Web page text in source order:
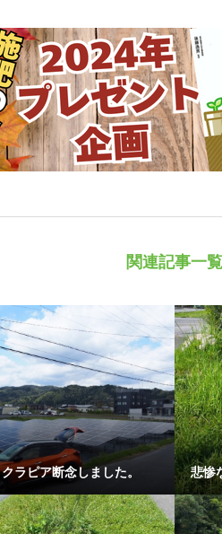
関連記事一覧
クラピア断念しました。 悲惨